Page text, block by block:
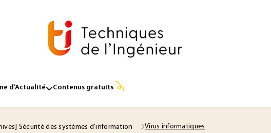
d’Actualité Contenus gratuits
Sécurité des systèmes d'information Virus informatiques